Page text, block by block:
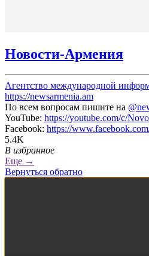
Новости-Армения
Агентство международной
https://newsarmenia.am
По всем вопросам пишите на
YouTube: https://youtube.com/c/
Facebook: https://
5.4K
В избранное
Еще →
Вернуться обратно